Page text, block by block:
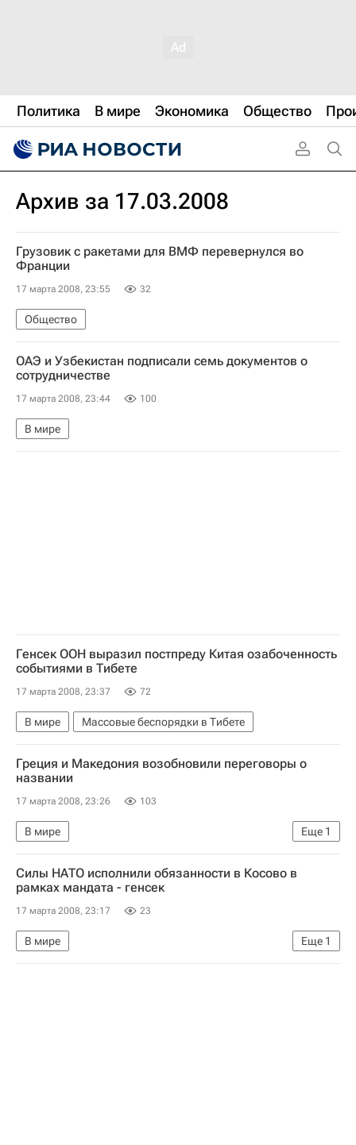
Политика В мире Экономика Общество
Архив за 17.03.2008
Грузовик с ракетами для ВМФ перевернулся во
Франции
17 марта 2008, 23:55 32
Общество
ОАЭ и Узбекистан подписали семь документов о
сотрудничестве
17 марта 2008, 23:44 100
В мире
Генсек ООН выразил постпреду Китая озабоченность
событиями в Тибете
17 марта 2008, 23:37 72
В мире Массовые беспорядки в Тибете
Греция и Македония возобновили переговоры о
названии
17 марта 2008, 23:26 103
Еще 1
В мире
Спор Греции и Македонии о названии бывшей югославской республики
Силы НАТО исполнили обязанности в Косово в
рамках мандата - генсек
17 марта 2008, 23:17 23
Еще 1
В мире
Обострение ситуации в Косовска-Митровице